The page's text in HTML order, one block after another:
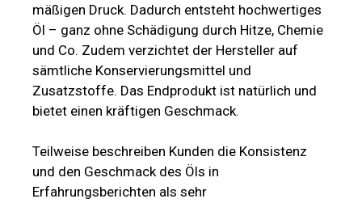
mäßigen Druck. Dadurch entsteht hochwertiges
Öl – ganz ohne Schädigung durch Hitze, Chemie
und Co. Zudem verzichtet der Hersteller auf
sämtliche Konservierungsmittel und
Zusatzstoffe. Das Endprodukt ist natürlich und
bietet einen kräftigen Geschmack.
Teilweise beschreiben Kunden die Konsistenz
und den Geschmack des Öls in
Erfahrungsberichten als sehr